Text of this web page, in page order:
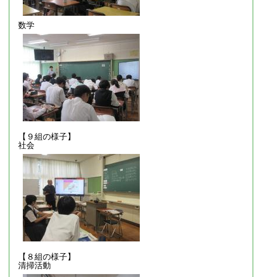
数学
【９組の様子】
社会
【８組の様子】
清掃活動